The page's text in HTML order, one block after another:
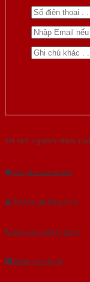
Với kinh nghiệm nhiêu
Gửi yêu cầu tư vấn
Tải báo giá tổng hợp
Yêu cầu gọi lại (3 phút)
Dành cho đại lý